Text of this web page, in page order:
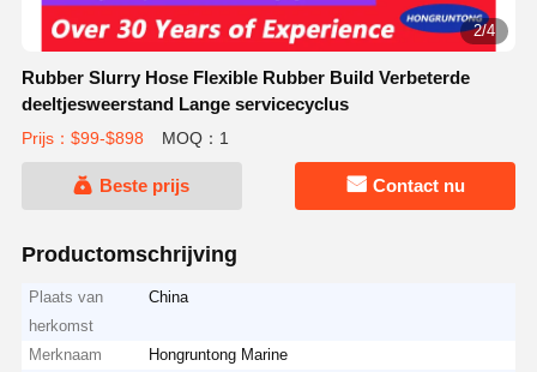
3/4
Rubber Slurry Hose Flexible Rubber Build Verbeterde
deeltjesweerstand Lange servicecyclus
Prijs：$99-$898 MOQ：1
Beste prijs Contact nu
Productomschrijving
Plaats van
herkomst
China
Merknaam
Hongruntong Marine